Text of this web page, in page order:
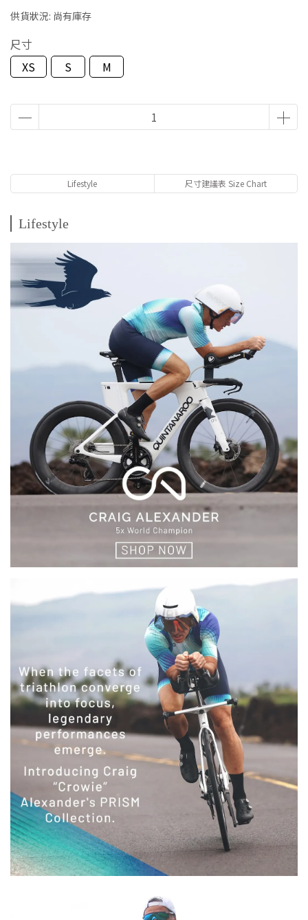
供貨狀況: 尚有庫存
尺寸
XS
S M
Lifestyle 尺寸建議表 Size Chart
Lifestyle